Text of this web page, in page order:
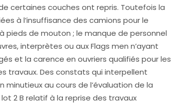
certaines couches ont repris. Toutefois la
à l’insuffisance des camions pour le
pieds de mouton ; le manque de personnel
interprètes ou aux Flags men n’ayant
et la carence en ouvriers qualifiés pour les
travaux. Des constats qui interpellent
minutieux au cours de l’évaluation de la
2 B relatif à la reprise des travaux